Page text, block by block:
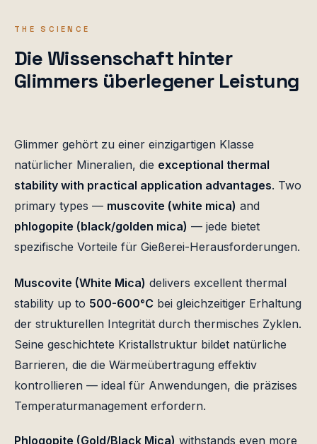
THE SCIENCE
Die Wissenschaft hinter
Glimmers überlegener Leistung
Glimmer gehört zu einer einzigartigen Klasse
natürlicher Mineralien, die exceptional thermal
stability with practical application advantages. Two
primary types — muscovite (white mica) and
phlogopite (black/golden mica) — jede bietet
spezifische Vorteile für Gießerei-Herausforderungen.
Muscovite (White Mica) delivers excellent thermal
stability up to 500-600°C bei gleichzeitiger Erhaltung
der strukturellen Integrität durch thermisches Zyklen.
Seine geschichtete Kristallstruktur bildet natürliche
Barrieren, die die Wärmeübertragung effektiv
kontrollieren — ideal für Anwendungen, die präzises
Temperaturmanagement erfordern.
Phlogopite (Gold/Black Mica) withstands even more